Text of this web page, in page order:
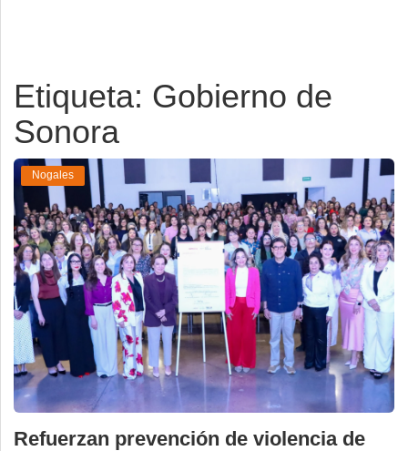
Edición Impresa
Etiqueta: Gobierno de
Sonora
Nogales
Refuerzan prevención de violencia de